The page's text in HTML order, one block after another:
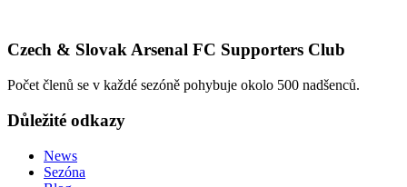
Czech & Slovak Arsenal FC Supporters Club
Počet členů se v každé sezóně pohybuje okolo 500 nadšenců.
Důležité odkazy
News
Sezóna